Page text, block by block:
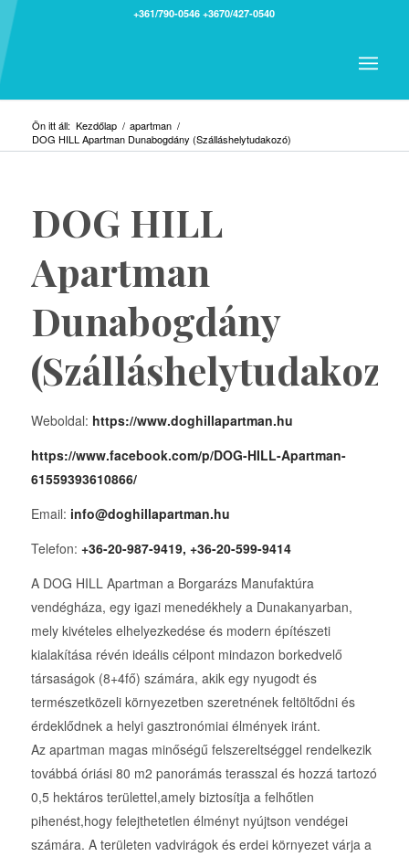
+361/790-0546 +3670/427-0540
Ön itt áll: Kezdőlap / apartman /
DOG HILL Apartman Dunabogdány (Szálláshelytudakozó)
DOG HILL
Apartman
Dunabogdány
Weboldal: https://www.doghillapartman.hu
https://www.facebook.com/p/DOG-HILL-Apartman-
61559393610866/
Email: info@doghillapartman.hu
Telefon: +36-20-987-9419, +36-20-599-9414
A DOG HILL Apartman a Borgarázs Manufaktúra
vendégháza, egy igazi menedékhely a Dunakanyarban,
mely kivételes elhelyezkedése és modern építészeti
kialakítása révén ideális célpont mindazon borkedvelő
társaságok (8+4fő) számára, akik egy nyugodt és
természetközeli környezetben szeretnének feltöltődni és
érdeklődnek a helyi gasztronómiai élmények iránt.
Az apartman magas minőségű felszereltséggel rendelkezik
továbbá óriási 80 m2 panorámás terasszal és hozzá tartozó
0,5 hektáros területtel,amely biztosítja a felhőtlen
pihenést,hogy felejthetetlen élményt nyújtson vendégei
számára. A területen vadvirágok és erdei környezet várja a